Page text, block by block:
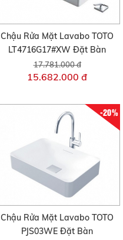
Chậu Rửa Mặt Lavabo TOTO
LT4716G17#XW Đặt Bàn
17.781.000 đ
15.682.000 đ
-20%
Chậu Rửa Mặt Lavabo TOTO
PJS03WE Đặt Bàn